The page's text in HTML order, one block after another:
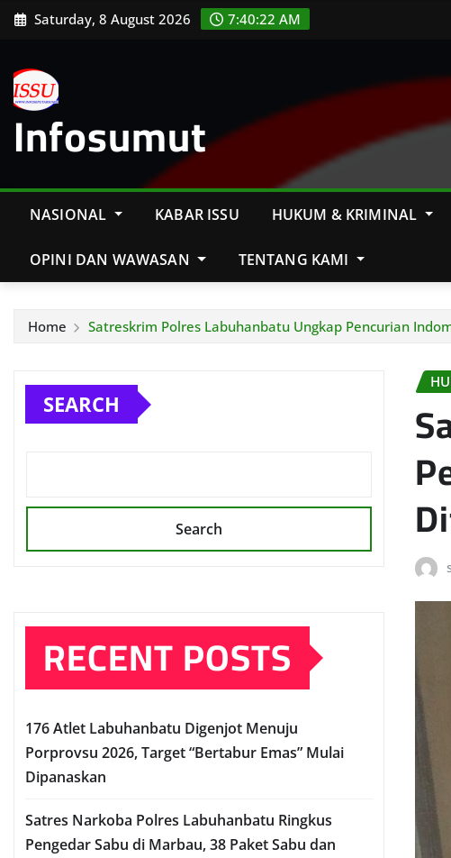
Skip Saturday, 8 August 2026 7:40:24 AM
Infosumut
NASIONAL KABAR ISSU HUKUM & KRIMINAL
OPINI DAN WAWASAN TENTANG KAMI
Home Satreskrim Polres Labuhanbatu Ungkap Pencurian
SEARCH
Search
RECENT POSTS
176 Atlet Labuhanbatu Digenjot Menuju
Porprovsu 2026, Target “Bertabur Emas” Mulai
Dipanaskan
Satres Narkoba Polres Labuhanbatu Ringkus
Pengedar Sabu di Marbau, 38 Paket Sabu dan